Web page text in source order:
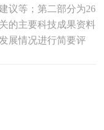
议等；第二部分为26
的主要科技成果资料
展情况进行简要评